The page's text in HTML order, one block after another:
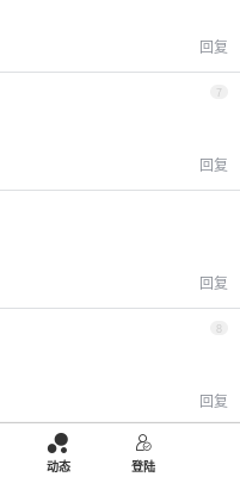
回复
7
回复
回复
回复
动态 登陆